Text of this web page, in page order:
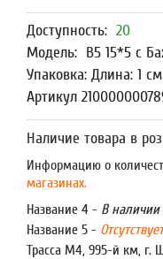
Доступность: 20
Модель: В5 15*5 с
Упаковка: Длина: 1
Артикул
Наличие товара в
Информацию о
магазинах.
Название 4 - В наличии
Название 5 - Отсутствует
Трасса М4, 995-й км, г.